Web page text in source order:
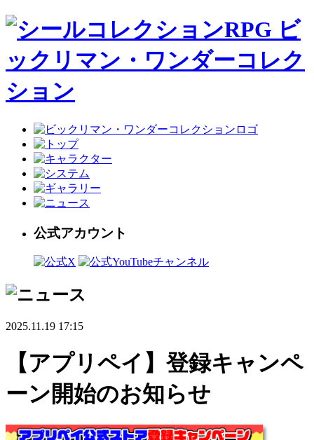
公式アカウント
2025.11.19 17:15
【アプリペイ】登録キャンペ
ーン開始のお知らせ